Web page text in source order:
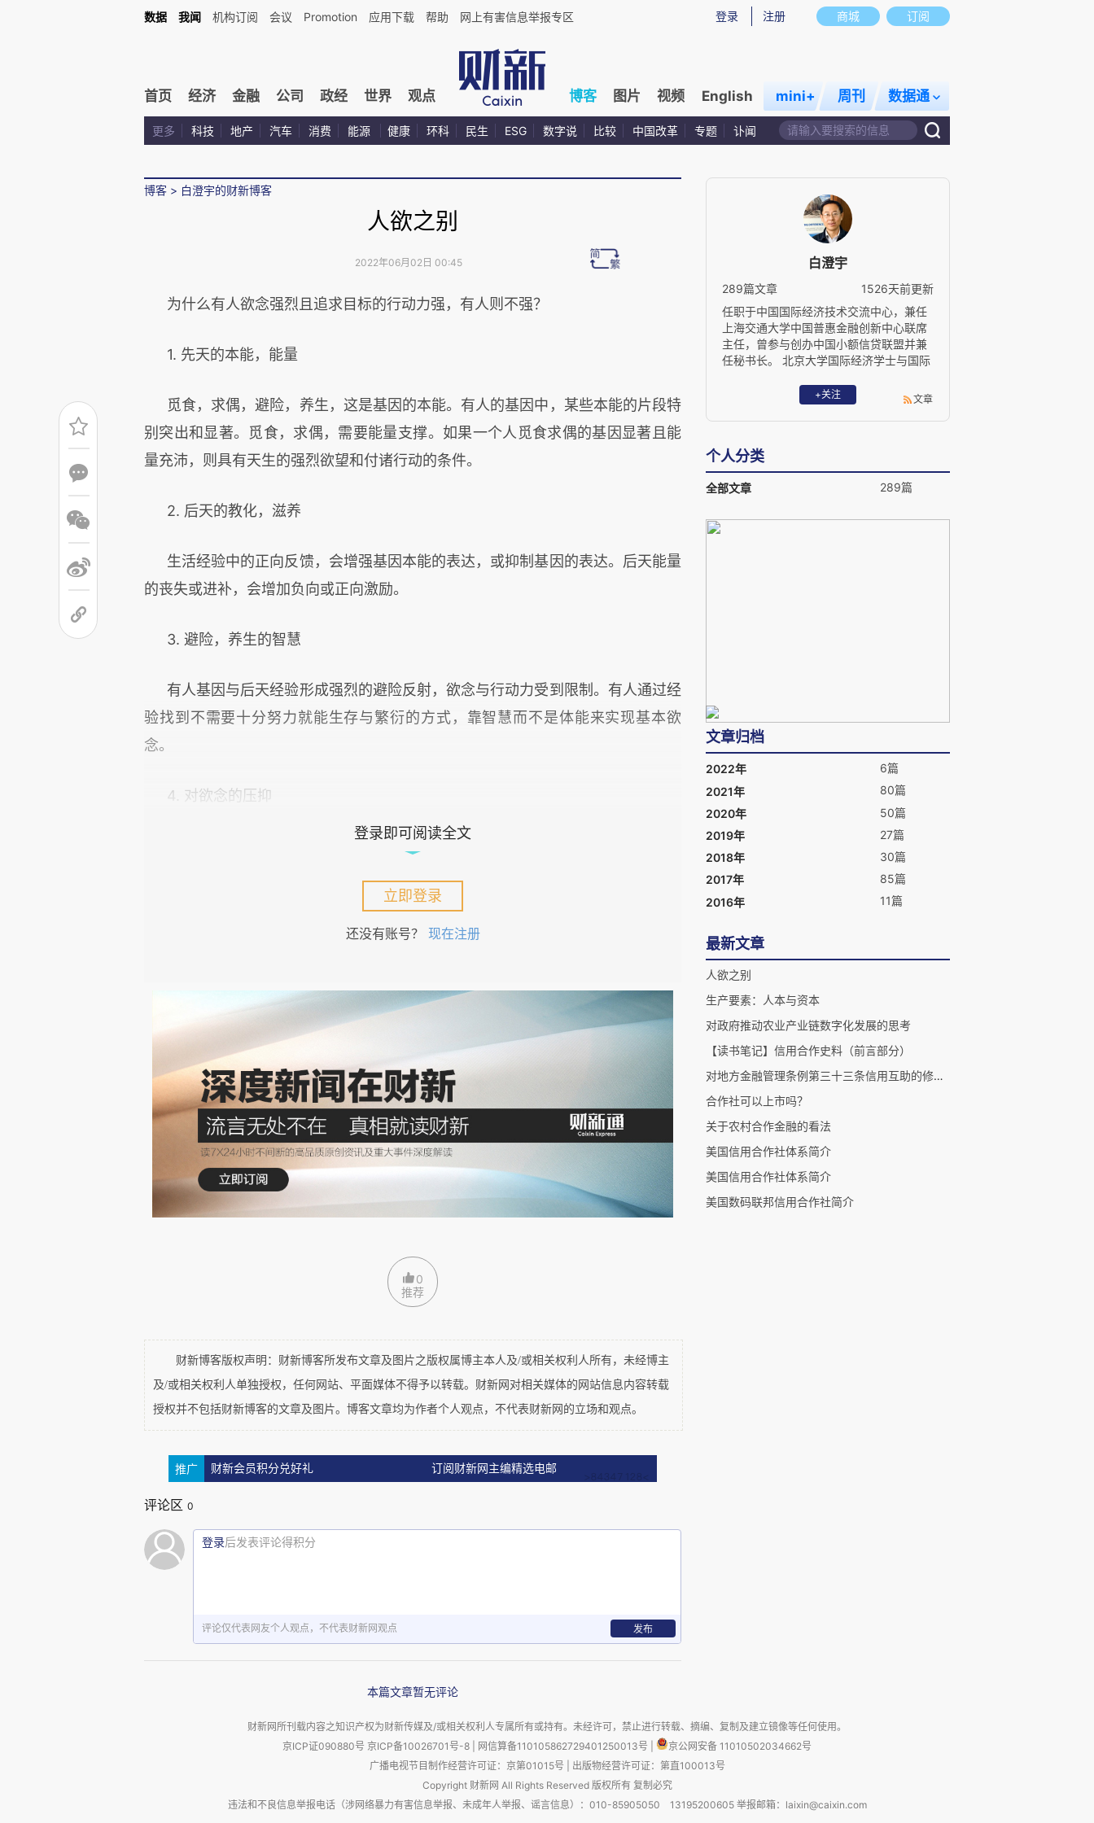
商城 订阅
登录 注册
数据 我闻 机构订阅 会议 Promotion 应用下载 帮助 网上有害信息举报专区
首页 经济 金融 公司 政经 世界 观点 博客 图片 视频 English mini+ 周刊 数据通
更多 科技 地产 汽车 消费 能源 健康 环科 民生 ESG 数字说 比较 中国改革 专题 讣闻
博客 > 白澄宇的财新博客
人欲之别
2022年06月02日 00:45
为什么有人欲念强烈且追求目标的行动力强，有人则不强？
1. 先天的本能，能量
觅食，求偶，避险，养生，这是基因的本能。有人的基因中，某些本能的片段特
别突出和显著。觅食，求偶，需要能量支撑。如果一个人觅食求偶的基因显著且能
量充沛，则具有天生的强烈欲望和付诸行动的条件。
2. 后天的教化，滋养
生活经验中的正向反馈，会增强基因本能的表达，或抑制基因的表达。后天能量
的丧失或进补，会增加负向或正向激励。
3. 避险，养生的智慧
有人基因与后天经验形成强烈的避险反射，欲念与行动力受到限制。有人通过经
验找到不需要十分努力就能生存与繁衍的方式，靠智慧而不是体能来实现基本欲
念。
4. 对欲念的压抑
登录即可阅读全文
立即登录
还没有账号？ 现在注册
0
推荐
财新博客版权声明：财新博客所发布文章及图片之版权属博主本人及/或相关权利人所有，未经博主
及/或相关权利人单独授权，任何网站、平面媒体不得予以转载。财新网对相关媒体的网站信息内容转载
授权并不包括财新博客的文章及图片。博客文章均为作者个人观点，不代表财新网的立场和观点。
推广 财新会员积分兑好礼 订阅财新网主编精选电邮
评论区 0
登录后发表评论得积分
评论仅代表网友个人观点，不代表财新网观点 发布
本篇文章暂无评论
白澄宇
289篇文章
1526天前更新
任职于中国国际经济技术交流中心，兼任
上海交通大学中国普惠金融创新中心联席
主任，曾参与创办中国小额信贷联盟并兼
任秘书长。 北京大学国际经济学士与国际
额信贷项目管理工作，在这些领域具有丰
富的理论知识与实际工作经验，还拥有深
厚的国际合作经验和广泛的国际合作渠
sectors概念引入中国，并翻译为“普惠金
融体系”一词。之后一直致力于普惠金融体
系在中国的建立，推动普惠金融体系建设
国内第一个P2P行业的自律委员会，推动
+关注 文章
个人分类
全部文章 289篇
文章归档
2022年
6篇
2021年
80篇
2020年
50篇
2019年
27篇
2018年
30篇
2017年
85篇
2016年
11篇
最新文章
人欲之别
生产要素：人本与资本
对政府推动农业产业链数字化发展的思考
【读书笔记】信用合作史料（前言部分）
对地方金融管理条例第三十三条信用互助的修改建议
合作社可以上市吗？
关于农村合作金融的看法
美国信用合作社体系简介
美国信用合作社体系简介
美国数码联邦信用合作社简介
财新网所刊载内容之知识产权为财新传媒及/或相关权利人专属所有或持有。未经许可，禁止进行转载、摘编、复制及建立镜像等任何使用。
京ICP证090880号 京ICP备10026701号-8 网信算备110105862729401250013号
京公网安备 11010502034662号
广播电视节目制作经营许可证：京第01015号
出版物经营许可证：第直100013号
Copyright 财新网 All Rights Reserved 版权所有 复制必究
违法和不良信息举报电话（涉网络暴力有害信息举报、未成年人举报、谣言信息）：010-85905050 13195200605 举报邮箱：laixin@caixin.com